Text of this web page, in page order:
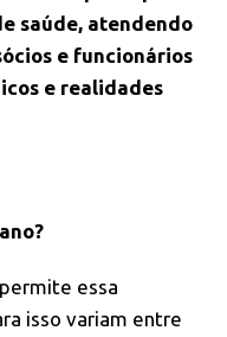
saúde, atendendo
e funcionários
e realidades
essa
isso variam entre